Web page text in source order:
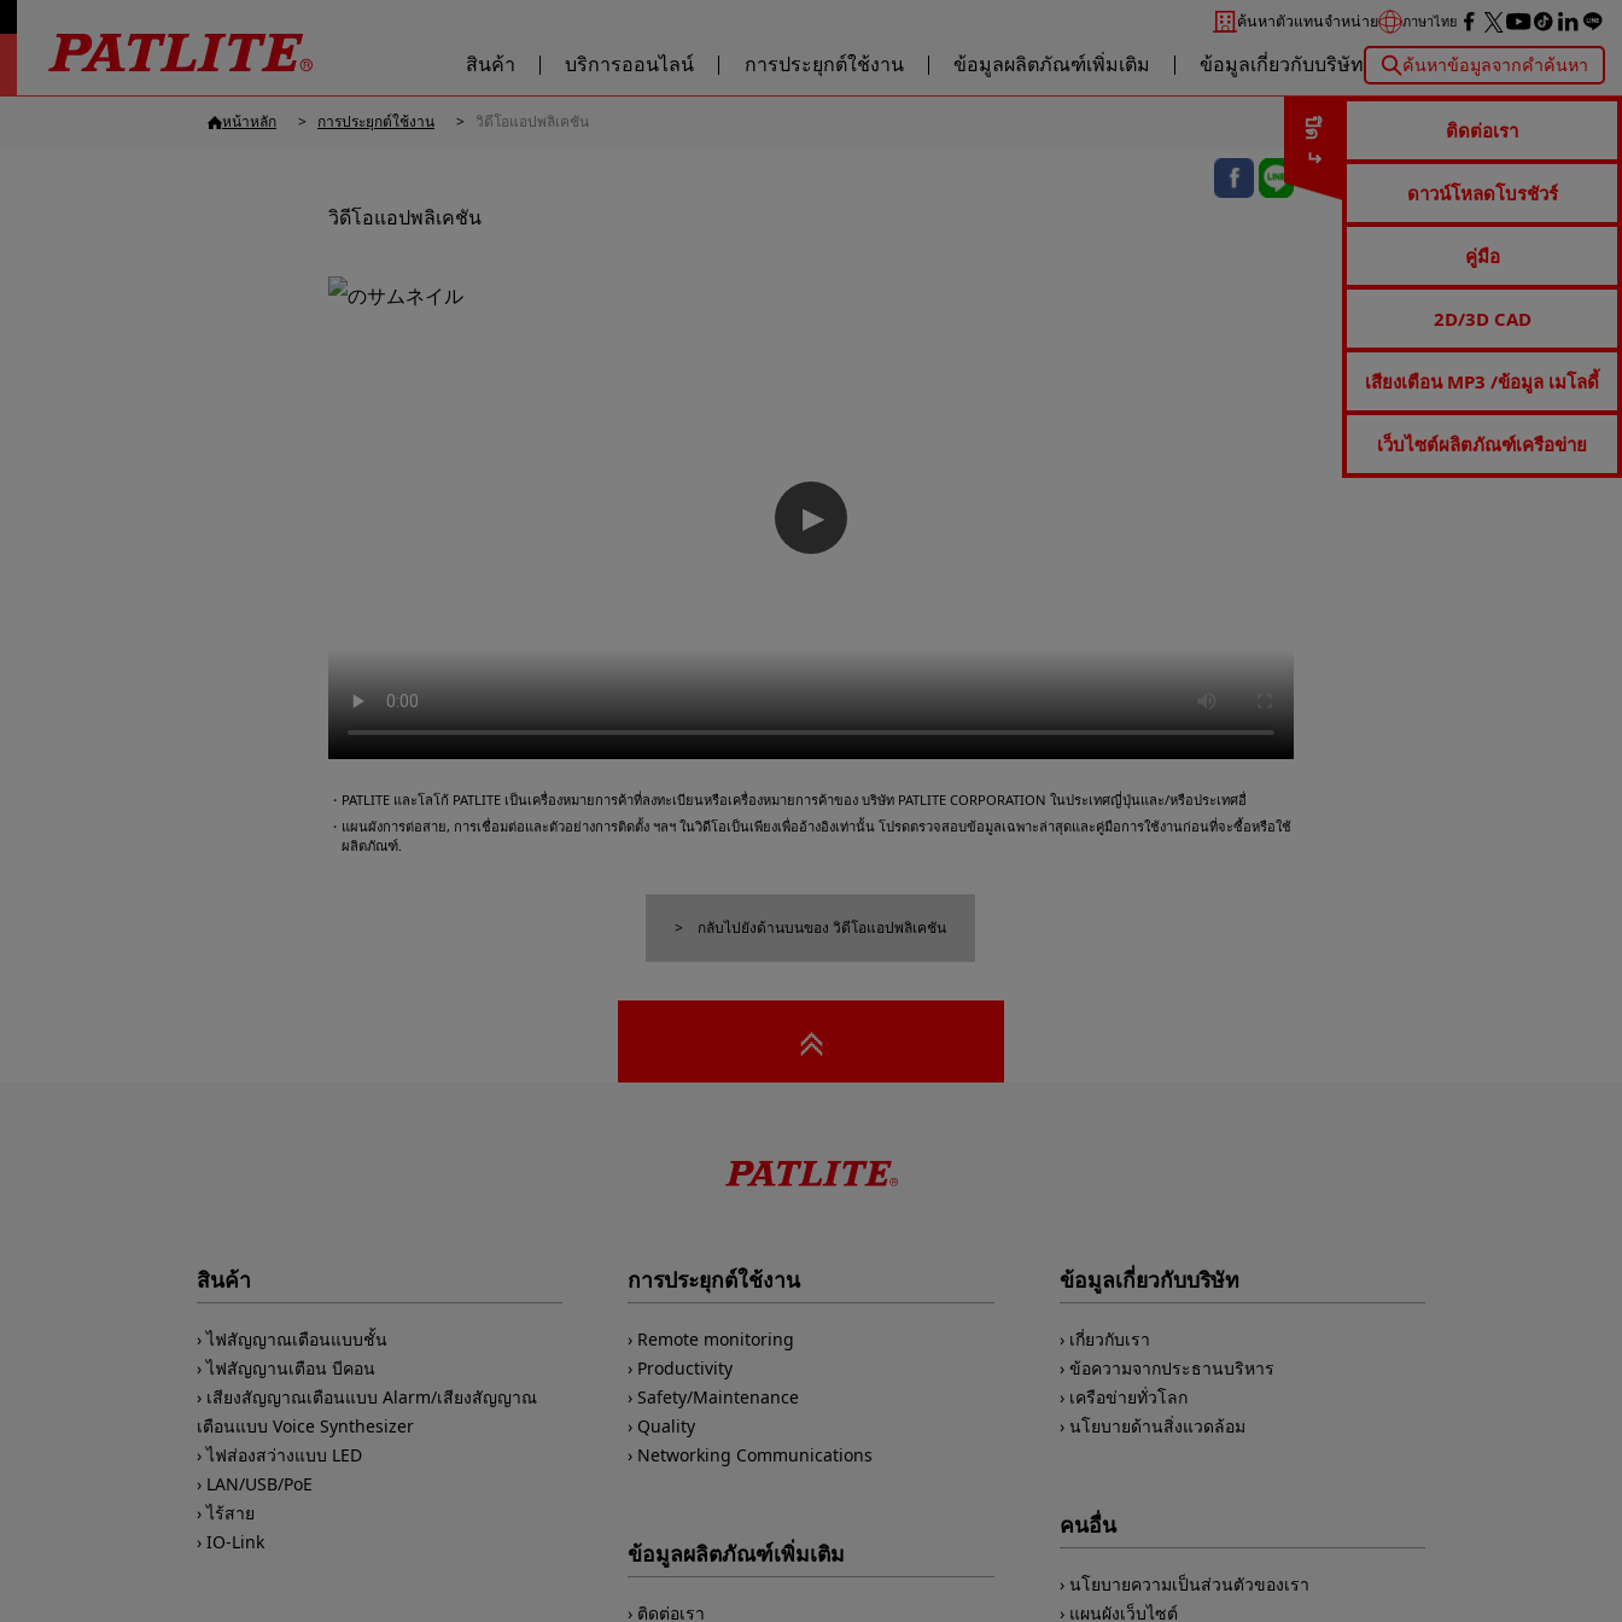
ค้นหาตัวแทนจำหน่าย ภาษาไทย
สินค้า บริการออนไลน์ การประยุกต์ใช้งาน ข้อมูลผลิตภัณฑ์เพิ่มเติม ข้อมูลเกี่ยวกับบริษัท ค้นหาข้อมูลจากคำค้นหา
ปิด ติดต่อเรา
ดาวน์โหลดโบรชัวร์
คู่มือ
2D/3D CAD
เสียงเตือน MP3 /ข้อมูล เมโลดี้
เว็บไซต์ผลิตภัณฑ์เครือข่าย
หน้าหลัก การประยุกต์ใช้งาน วิดีโอแอปพลิเคชัน
วิดีโอแอปพลิเคชัน
▶
・PATLITE และโลโก้ PATLITE เป็นเครื่องหมายการค้าที่ลงทะเบียนหรือเครื่องหมายการค้าของ บริษัท PATLITE CORPORATION ในประเทศญี่ปุ่นและ/หรือประเทศอื่
・แผนผังการต่อสาย, การเชื่อมต่อและตัวอย่างการติดตั้ง ฯลฯ ในวิดีโอเป็นเพียงเพื่ออ้างอิงเท่านั้น โปรดตรวจสอบข้อมูลเฉพาะล่าสุดและคู่มือการใช้งานก่อนที่จะซื้อหรือใช้
ผลิตภัณฑ์.
กลับไปยังด้านบนของ วิดีโอแอปพลิเคชัน
สินค้า
ไฟสัญญาณเตือนแบบชั้น
ไฟสัญญานเตือน บีคอน
เสียงสัญญาณเตือนแบบ Alarm/เสียงสัญญาณ
เตือนแบบ Voice Synthesizer
ไฟส่องสว่างแบบ LED
LAN/USB/PoE
ไร้สาย
IO-Link
การประยุกต์ใช้งาน
Remote monitoring
Productivity
Safety/Maintenance
Quality
Networking Communications
ข้อมูลผลิตภัณฑ์เพิ่มเติม
ติดต่อเรา
ข้อมูลเกี่ยวกับบริษัท
เกี่ยวกับเรา
ข้อความจากประธานบริหาร
เครือข่ายทั่วโลก
นโยบายด้านสิ่งแวดล้อม
คนอื่น
นโยบายความเป็นส่วนตัวของเรา
แผนผังเว็บไซต์